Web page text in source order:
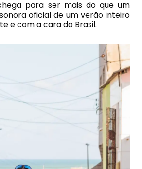
para ser mais do que um
oficial de um verão inteiro
e com a cara do Brasil.